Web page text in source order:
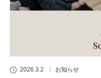
2026.3.2 お知らせ